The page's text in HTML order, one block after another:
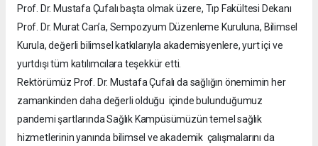
Prof. Dr. Mustafa Çufalı başta olmak üzere, Tıp Fakültesi Dekanı
Prof. Dr. Murat Can’a, Sempozyum Düzenleme Kuruluna, Bilimsel
Kurula, değerli bilimsel katkılarıyla akademisyenlere, yurt içi ve
yurtdışı tüm katılımcılara teşekkür etti.
Rektörümüz Prof. Dr. Mustafa Çufalı da sağlığın önemimin her
zamankinden daha değerli olduğu içinde bulunduğumuz
pandemi şartlarında Sağlık Kampüsümüzün temel sağlık
hizmetlerinin yanında bilimsel ve akademik çalışmalarını da